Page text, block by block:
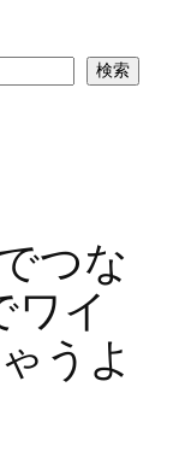
検索
つな
イ
うよ